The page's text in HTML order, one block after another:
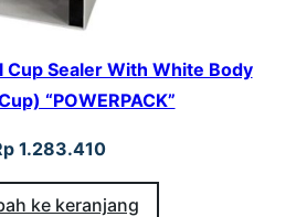
Sealer With White Body
“POWERPACK”
1.283.410
ke keranjang